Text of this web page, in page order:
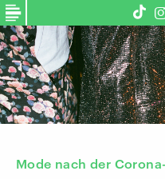
Mode nach der